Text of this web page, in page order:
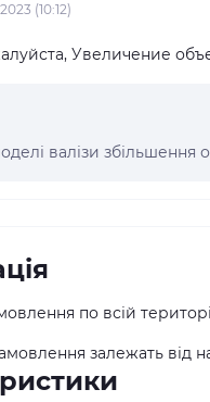
(10:12)
Увеличение
валізи збільшення
по всій
залежать від